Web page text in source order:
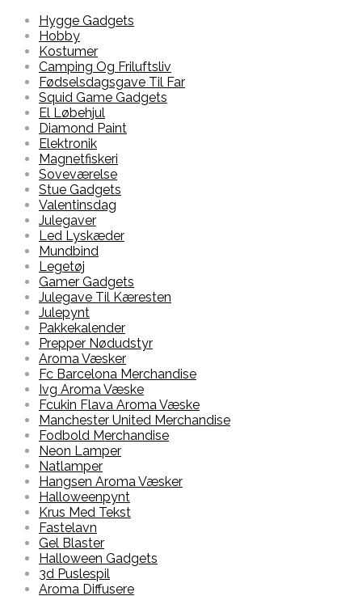
Hygge Gadgets
Hobby
Kostumer
Camping Og Friluftsliv
Fødselsdagsgave Til Far
Squid Game Gadgets
El Løbehjul
Diamond Paint
Elektronik
Magnetfiskeri
Soveværelse
Stue Gadgets
Valentinsdag
Julegaver
Led Lyskæder
Mundbind
Legetøj
Gamer Gadgets
Julegave Til Kæresten
Julepynt
Pakkekalender
Prepper Nødudstyr
Aroma Væsker
Fc Barcelona Merchandise
Ivg Aroma Væske
Fcukin Flava Aroma Væske
Manchester United Merchandise
Fodbold Merchandise
Neon Lamper
Natlamper
Hangsen Aroma Væsker
Halloweenpynt
Krus Med Tekst
Fastelavn
Gel Blaster
Halloween Gadgets
3d Puslespil
Aroma Diffusere